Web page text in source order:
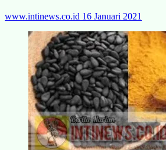
www.intinews.co.id 16 Januari 2021